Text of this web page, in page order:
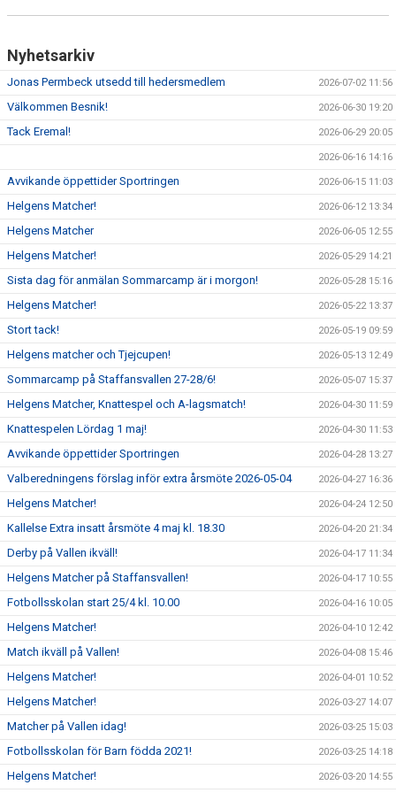
Nyhetsarkiv
Jonas Permbeck utsedd till hedersmedlem 2026-07-02 11:56
Välkommen Besnik! 2026-06-30 19:20
Tack Eremal! 2026-06-29 20:05
2026-06-16 14:16
Avvikande öppettider Sportringen 2026-06-15 11:03
Helgens Matcher! 2026-06-12 13:34
Helgens Matcher 2026-06-05 12:55
Helgens Matcher! 2026-05-29 14:21
Sista dag för anmälan Sommarcamp är i morgon! 2026-05-28 15:16
Helgens Matcher! 2026-05-22 13:37
Stort tack! 2026-05-19 09:59
Helgens matcher och Tjejcupen! 2026-05-13 12:49
Sommarcamp på Staffansvallen 27-28/6! 2026-05-07 15:37
Helgens Matcher, Knattespel och A-lagsmatch! 2026-04-30 11:59
Knattespelen Lördag 1 maj! 2026-04-30 11:53
Avvikande öppettider Sportringen 2026-04-28 13:27
Valberedningens förslag inför extra årsmöte 2026-05-04 2026-04-27 16:36
Helgens Matcher! 2026-04-24 12:50
Kallelse Extra insatt årsmöte 4 maj kl. 18.30 2026-04-20 21:34
Derby på Vallen ikväll! 2026-04-17 11:34
Helgens Matcher på Staffansvallen! 2026-04-17 10:55
Fotbollsskolan start 25/4 kl. 10.00 2026-04-16 10:05
Helgens Matcher! 2026-04-10 12:42
Match ikväll på Vallen! 2026-04-08 15:46
Helgens Matcher! 2026-04-01 10:52
Helgens Matcher! 2026-03-27 14:07
Matcher på Vallen idag! 2026-03-25 15:03
Fotbollsskolan för Barn födda 2021! 2026-03-25 14:18
Helgens Matcher! 2026-03-20 14:55